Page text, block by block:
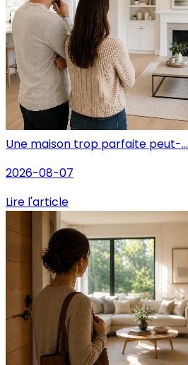
Une maison trop parfaite peut-...
2026-08-07
Lire l'article